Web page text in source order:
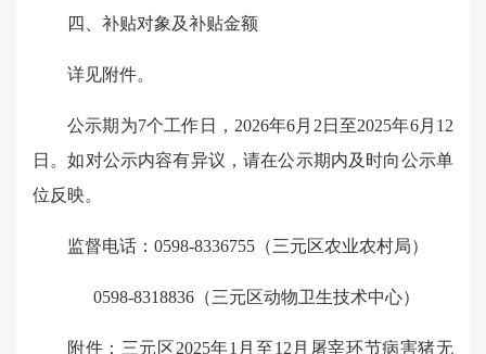
四、补贴对象及补贴金额
详见附件。
公示期为7个工作日，2026年6月2日至2025年6月12
日。如对公示内容有异议，请在公示期内及时向公示单
位反映。
监督电话：0598-8336755（三元区农业农村局）
0598-8318836（三元区动物卫生技术中心）
附件：三元区2025年1月至12月屠宰环节病害猪无